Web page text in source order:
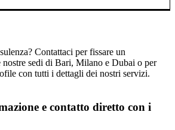
Contattaci per fissare un
nostre sedi di Bari, Milano e Dubai o per
con tutti i dettagli dei nostri servizi.
e contatto diretto con i